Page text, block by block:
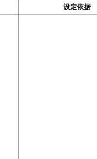
设定依据